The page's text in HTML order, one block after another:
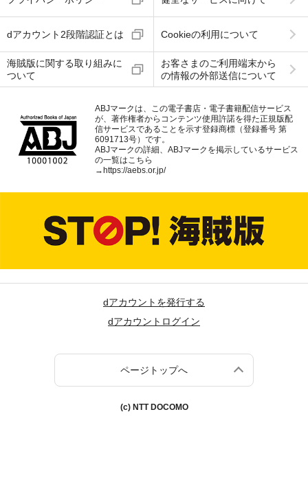
dアカウント2段階認証とは Cookieの利用について
海賊版に関する取り組みに
ついて
お客さまのご利用端末から
の情報の外部送信について
ABJマークは、この電子書店・電子書籍配信サービス
が、著作権者からコンテンツ使用許諾を得た正規版配
信サービスであることを示す登録商標（登録番号 第
6091713号）です。
ABJマークの詳細、ABJマークを掲示しているサービス
の一覧はこちら
→https://aebs.or.jp/
dアカウントを発行する
dアカウントログイン
ページトップへ
(c) NTT DOCOMO